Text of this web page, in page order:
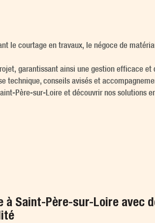
le courtage en travaux, le négoce de
garantissant ainsi une gestion efficace
technique, conseils avisés et
Père-sur-Loire et découvrir nos solutions
à Saint-Père-sur-Loire